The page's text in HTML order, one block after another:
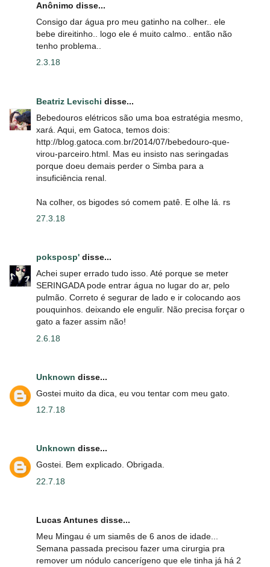
Anônimo disse...
Consigo dar água pro meu gatinho na colher.. ele
bebe direitinho.. logo ele é muito calmo.. então não
tenho problema..
2.3.18
Beatriz Levischi disse...
Bebedouros elétricos são uma boa estratégia mesmo,
xará. Aqui, em Gatoca, temos dois:
http://blog.gatoca.com.br/2014/07/bebedouro-que-
virou-parceiro.html. Mas eu insisto nas seringadas
porque doeu demais perder o Simba para a
insuficiência renal.
Na colher, os bigodes só comem patê. E olhe lá. rs
27.3.18
poksposp' disse...
Achei super errado tudo isso. Até porque se meter
SERINGADA pode entrar água no lugar do ar, pelo
pulmão. Correto é segurar de lado e ir colocando aos
pouquinhos. deixando ele engulir. Não precisa forçar o
gato a fazer assim não!
2.6.18
Unknown disse...
Gostei muito da dica, eu vou tentar com meu gato.
12.7.18
Unknown disse...
Gostei. Bem explicado. Obrigada.
22.7.18
Lucas Antunes disse...
Meu Mingau é um siamês de 6 anos de idade...
Semana passada precisou fazer uma cirurgia pra
remover um nódulo cancerígeno que ele tinha já há 2